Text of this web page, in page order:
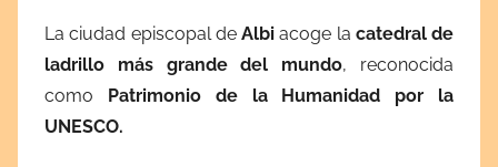
La ciudad episcopal de Albi acoge la catedral de
ladrillo más grande del mundo, reconocida
como Patrimonio de la Humanidad por la
UNESCO.